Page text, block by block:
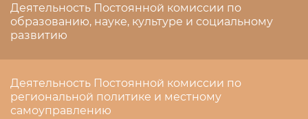
Деятельность Постоянной комиссии по
образованию, науке, культуре и социальному
развитию
Деятельность Постоянной комиссии по
региональной политике и местному
самоуправлению